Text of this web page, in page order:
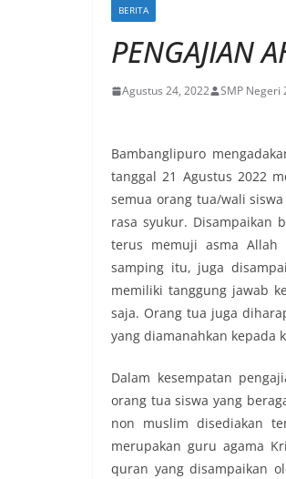
BERITA
PENGAJIAN
Agustus 24, 2022 SMP Negeri
Bambanglipuro
tanggal 21 Agustus 2022
semua orang tua/wali
rasa syukur. Disampaikan
terus memuji asma Allah
samping itu, juga
memiliki tanggung jawab
saja. Orang tua juga
yang diamanahkan kepada
Dalam kesempatan
orang tua siswa yang
non muslim disediakan
merupakan guru agama
quran yang disampaikan